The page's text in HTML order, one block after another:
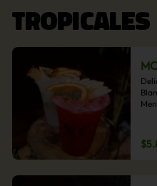
TROPICALES